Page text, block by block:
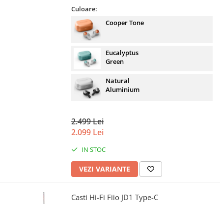
Culoare:
Cooper Tone
Eucalyptus
Green
Natural
Aluminium
2.499 Lei
2.099 Lei
IN STOC
VEZI VARIANTE
Casti Hi-Fi Fiio JD1 Type-C